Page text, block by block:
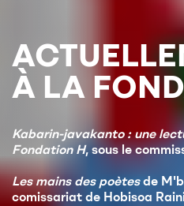
À LA
Kabarin-javakanto : une
Fondation H, sous le
Les mains des poètesde
comissariat de Hobisoa